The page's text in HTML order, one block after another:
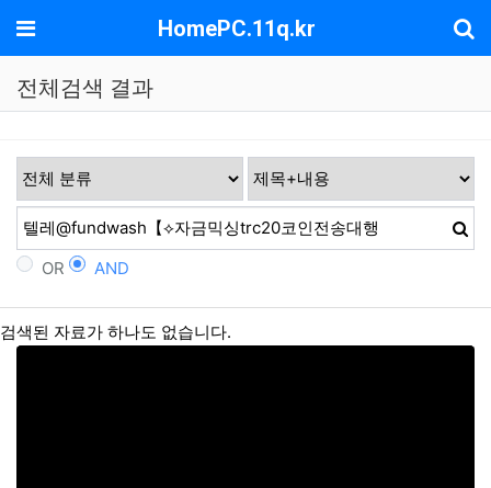
메뉴 HomePC.11q.kr
전체검색 결과
OR AND
검색된 자료가 하나도 없습니다.